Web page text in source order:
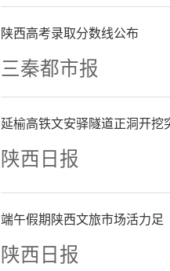
开源节流善经
行稳致远擎
党总支书记
退休职工在
谢大家长期
陕西高考录取分数线公布
三秦都市报
延榆高铁文安驿隧道正洞开挖
陕西日报
端午假期陕西文旅市场活力足
陕西日报